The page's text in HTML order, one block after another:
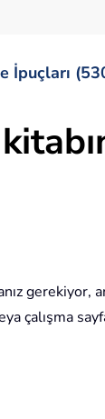
İpuçları
çalışma